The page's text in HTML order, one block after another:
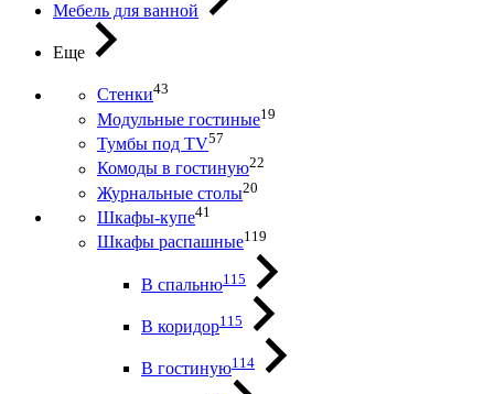
Мебель для ванной
Еще
Стенки43
Модульные гостиные19
Тумбы под ТV57
Комоды в гостиную22
Журнальные столы20
Шкафы-купе41
Шкафы распашные119
В спальню115
В коридор115
В гостиную114